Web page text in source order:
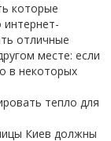
которые
интернет-
отличные
месте: если
в некоторых
тепло для
Киев должны